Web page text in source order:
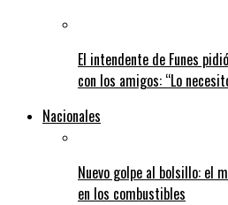
El intendente de Funes
con los amigos: “Lo
Nacionales
Nuevo golpe al bolsillo: el
en los combustibles